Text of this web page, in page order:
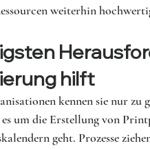
weiterhin
hilft
kennen sie nur
um die Erstellung von
geht. Prozesse